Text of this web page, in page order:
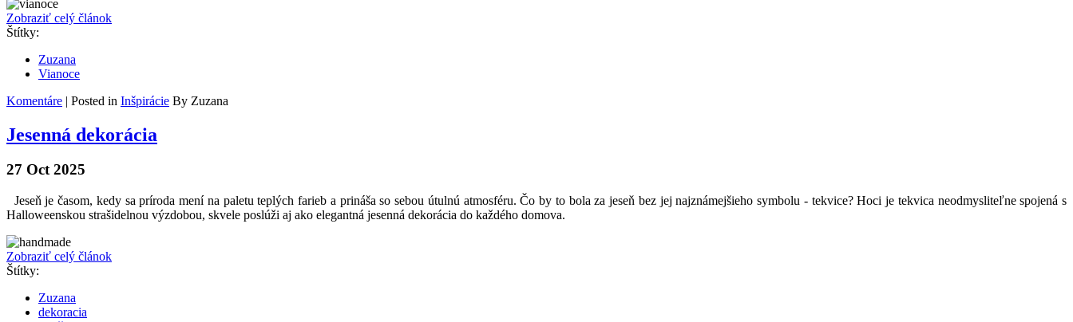
Zobraziť celý článok
Štítky:
Zuzana
Vianoce
Komentáre | Posted in Inšpirácie By Zuzana
Jesenná dekorácia
27 Oct 2025
Jeseň je časom, kedy sa príroda mení na paletu teplých farieb a prináša so sebou útulnú atmosféru. Čo by to bola za jeseň bez jej najznámejšieho symbolu - tekvice? Hoci je tekvica neodmysliteľne spojená s
Halloweenskou strašidelnou výzdobou, skvele poslúži aj ako elegantná jesenná dekorácia do každého domova.
Zobraziť celý článok
Štítky:
Zuzana
dekoracia